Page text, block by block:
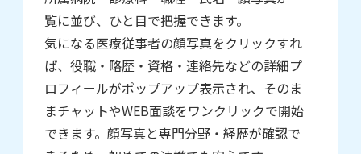
覧に並び、ひと目で把握できます。
気になる医療従事者の顔写真をクリックすれ
ば、役職・略歴・資格・連絡先などの詳細プ
ロフィールがポップアップ表示され、そのま
まチャットやWEB面談をワンクリックで開始
できます。顔写真と専門分野・経歴が確認で